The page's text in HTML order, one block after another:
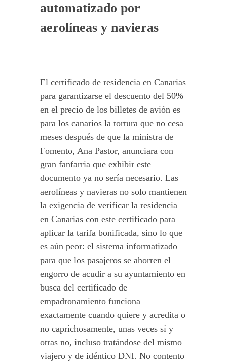
automatizado por
aerolíneas y navieras
El certificado de residencia en Canarias
para garantizarse el descuento del 50%
en el precio de los billetes de avión es
para los canarios la tortura que no cesa
meses después de que la ministra de
Fomento, Ana Pastor, anunciara con
gran fanfarria que exhibir este
documento ya no sería necesario. Las
aerolíneas y navieras no solo mantienen
la exigencia de verificar la residencia
en Canarias con este certificado para
aplicar la tarifa bonificada, sino lo que
es aún peor: el sistema informatizado
para que los pasajeros se ahorren el
engorro de acudir a su ayuntamiento en
busca del certificado de
empadronamiento funciona
exactamente cuando quiere y acredita o
no caprichosamente, unas veces sí y
otras no, incluso tratándose del mismo
viajero y de idéntico DNI. No contento